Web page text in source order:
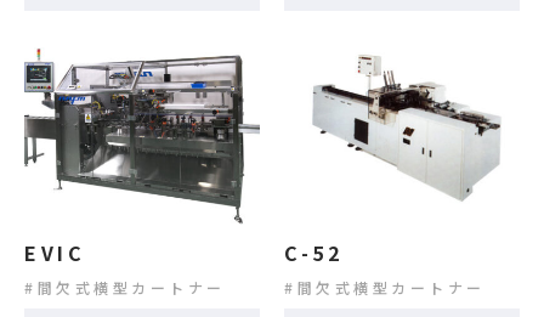
EVIC
間欠式横型カートナー
C-52
間欠式横型カートナー